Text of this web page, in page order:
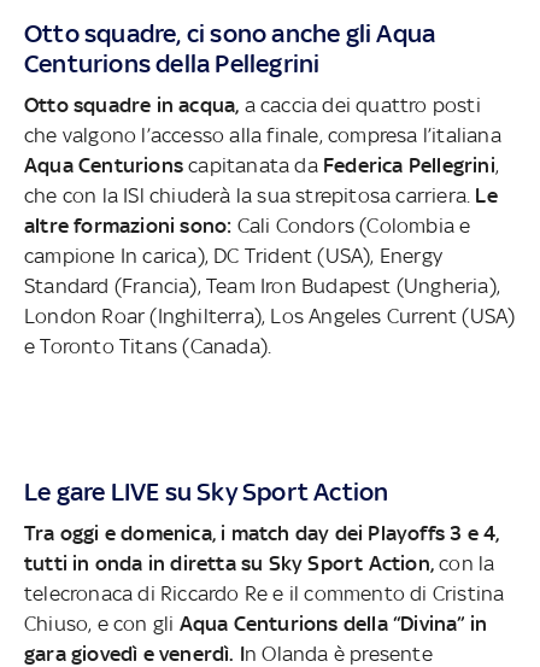
Otto squadre, ci sono anche gli Aqua
Centurions della Pellegrini
Otto squadre in acqua, a caccia dei quattro posti
che valgono l’accesso alla finale, compresa l’italiana
Aqua Centurionscapitanata daFederica Pellegrini,
che con la ISl chiuderà la sua strepitosa carriera. Le
altre formazioni sono: Cali Condors (Colombia e
campione In carica), DC Trident (USA), Energy
Standard (Francia), Team Iron Budapest (Ungheria),
London Roar (Inghilterra), Los Angeles Current (USA)
e Toronto Titans (Canada).
Le gare LIVE su Sky Sport Action
Tra oggi e domenica, i match day dei Playoffs 3 e 4,
tutti in onda in diretta su Sky Sport Action,con la
telecronaca di Riccardo Re e il commento di Cristina
Chiuso, e con gli Aqua Centurions della “Divina” in
gara giovedì e venerdì. In Olanda è presente